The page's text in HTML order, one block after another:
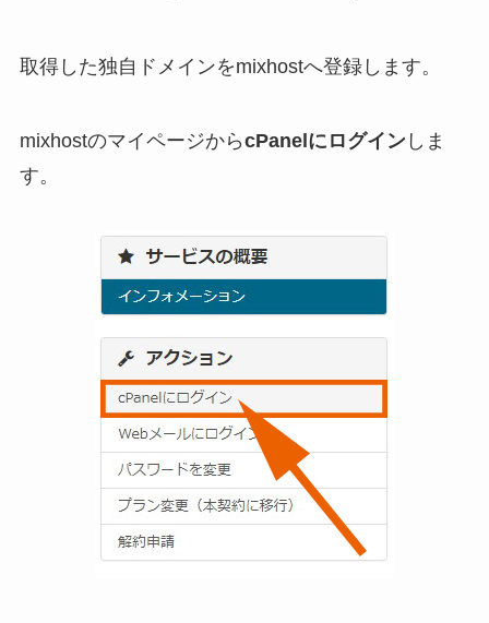
取得した独自ドメインをmixhostへ登録します。
mixhostのマイページからcPanelにログインしま
す。